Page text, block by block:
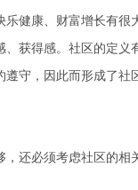
健康、财富增长有
获得感。社区的定
守，因此而形成了
必须考虑社区的相